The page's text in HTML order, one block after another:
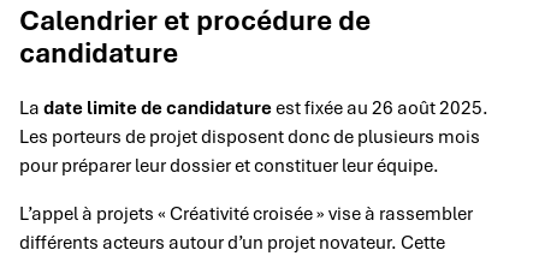
Calendrier et procédure de
candidature
La date limite de candidatureest fixée au 26 août 2025.
Les porteurs de projet disposent donc de plusieurs mois
pour préparer leur dossier et constituer leur équipe.
L’appel à projets « Créativité croisée » vise à rassembler
différents acteurs autour d’un projet novateur. Cette